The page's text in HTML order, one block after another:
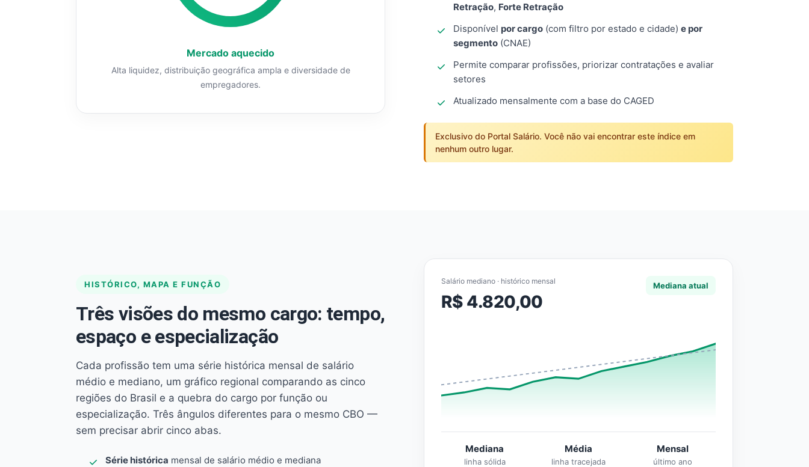
Retração, Forte Retração
Disponível por cargo (com filtro por estado e cidade) e por
segmento (CNAE)
Permite comparar profissões, priorizar contratações e avaliar
setores
Atualizado mensalmente com a base do CAGED
Exclusivo do Portal Salário. Você não vai encontrar este índice em
nenhum outro lugar.
Mercado aquecido
Alta liquidez, distribuição geográfica ampla e diversidade de
empregadores.
HISTÓRICO, MAPA E FUNÇÃO
Três visões do mesmo cargo: tempo,
espaço e especialização
Cada profissão tem uma série histórica mensal de salário
médio e mediano, um gráfico regional comparando as cinco
regiões do Brasil e a quebra do cargo por função ou
especialização. Três ângulos diferentes para o mesmo CBO —
sem precisar abrir cinco abas.
Série histórica mensal de salário médio e mediana
Salário mediano · histórico mensal
R$ 4.820,00
Mediana atual
Mediana
linha sólida
Média
linha tracejada
Mensal
último ano